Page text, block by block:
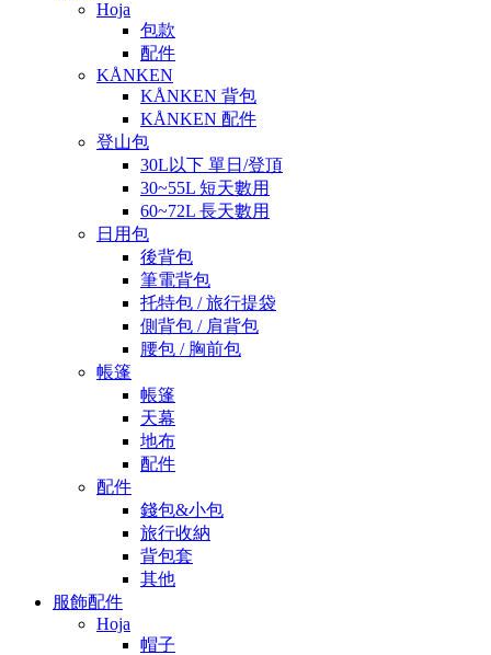
Hoja
包款
配件
KÅNKEN
KÅNKEN 背包
KÅNKEN 配件
登山包
30L以下 單日/登頂
30~55L 短天數用
60~72L 長天數用
日用包
後背包
筆電背包
托特包 / 旅行提袋
側背包 / 肩背包
腰包 / 胸前包
帳篷
帳篷
天幕
地布
配件
配件
錢包&小包
旅行收納
背包套
其他
服飾配件
Hoja
帽子